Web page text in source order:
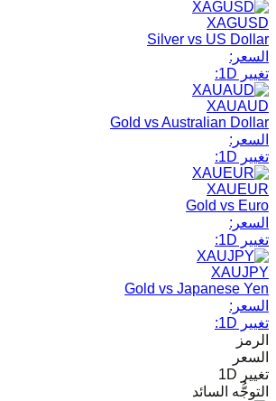
XAGUSD
Silver vs US Dollar
السعر:
تغيير 1D:
XAUAUD
Gold vs Australian Dollar
السعر:
تغيير 1D:
XAUEUR
Gold vs Euro
السعر:
تغيير 1D:
XAUJPY
Gold vs Japanese Yen
السعر:
تغيير 1D:
الرمز
السعر
تغيير 1D
التوجُّه السائد